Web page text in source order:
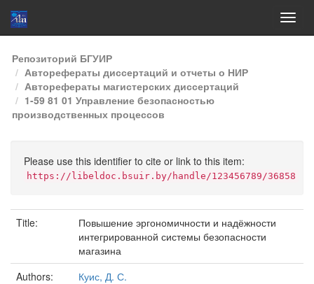
Skip
navigation
Репозиторий БГУИР
Авторефераты диссертаций и отчеты о НИР
Авторефераты магистерских диссертаций
1-59 81 01 Управление безопасностью
производственных процессов
Please use this identifier to cite or link to this item:
https://libeldoc.bsuir.by/handle/123456789/36858
Title:
Повышение эргономичности и надёжности
интегрированной системы безопасности
магазина
Authors:
Куис, Д. С.